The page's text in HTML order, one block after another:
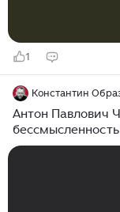
1
Константин
Антон Павлович